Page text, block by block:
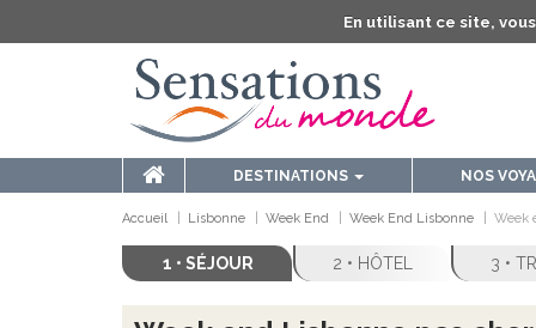
En utilisant ce site,
DESTINATIONS NOS
Accueil Lisbonne Week End Week End Lisbonne Week
1 • SÉJOUR 2 • HÔTEL 3 •